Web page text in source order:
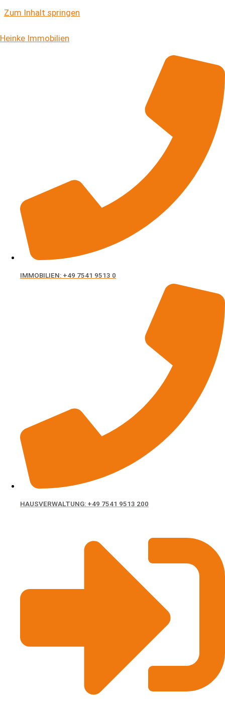
Zum Inhalt springen
Heinke Immobilien
IMMOBILIEN: +49 7541 9513 0
HAUSVERWALTUNG: +49 7541 9513 200
08:30 — 12:30 Uhr & 14:00 —
Unser Team ist täglich bis 18.00 Uhr für Sie telefonisch
erreichbar.
Friedrichshafen
Immobilien
Zeppelinstr. 301, Friedrichshafen 88048